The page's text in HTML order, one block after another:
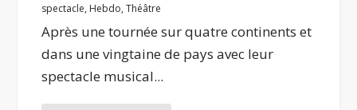
spectacle, Hebdo,Théâtre
Après une tournée sur quatre continents et
dans une vingtaine de pays avec leur
spectacle musical...